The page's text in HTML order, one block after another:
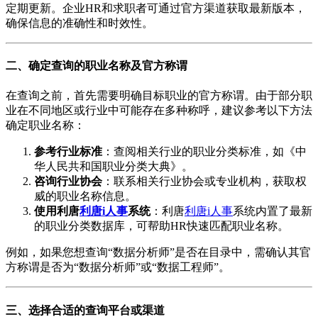
定期更新。企业HR和求职者可通过官方渠道获取最新版本，
确保信息的准确性和时效性。
二、确定查询的职业名称及官方称谓
在查询之前，首先需要明确目标职业的官方称谓。由于部分职
业在不同地区或行业中可能存在多种称呼，建议参考以下方法
确定职业名称：
参考行业标准 ：查阅相关行业的职业分类标准，如《中
华人民共和国职业分类大典》。
咨询行业协会：联系相关行业协会或专业机构，获取权
威的职业名称信息。
使用利唐利唐i人事系统：利唐利唐i人事系统内置了最新
的职业分类数据库，可帮助HR快速匹配职业名称。
例如，如果您想查询“数据分析师”是否在目录中，需确认其官
方称谓是否为“数据分析师”或“数据工程师”。
三、选择合适的查询平台或渠道